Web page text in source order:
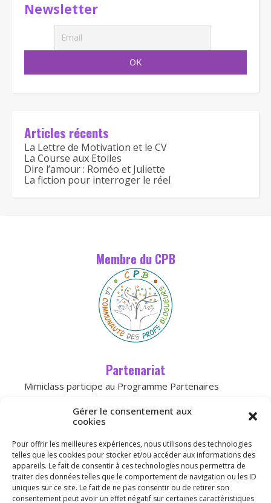
Gérer le consentement aux
cookies
Pour offrir les meilleures expériences, nous utilisons des technologies
telles que les cookies pour stocker et/ou accéder aux informations des
appareils. Le fait de consentir à ces technologies nous permettra de
traiter des données telles que le comportement de navigation ou les ID
uniques sur ce site. Le fait de ne pas consentir ou de retirer son
consentement peut avoir un effet négatif sur certaines caractéristiques
Newsletter
Articles récents
La Lettre de Motivation et le CV
La Course aux Etoiles
Dire l’amour : Roméo et Juliette
La fiction pour interroger le réel
Membre du CPB
Partenariat
Mimiclass participe au Programme Partenaires
permettre à des sites de percevoir une
versAmazon.fr
Licence